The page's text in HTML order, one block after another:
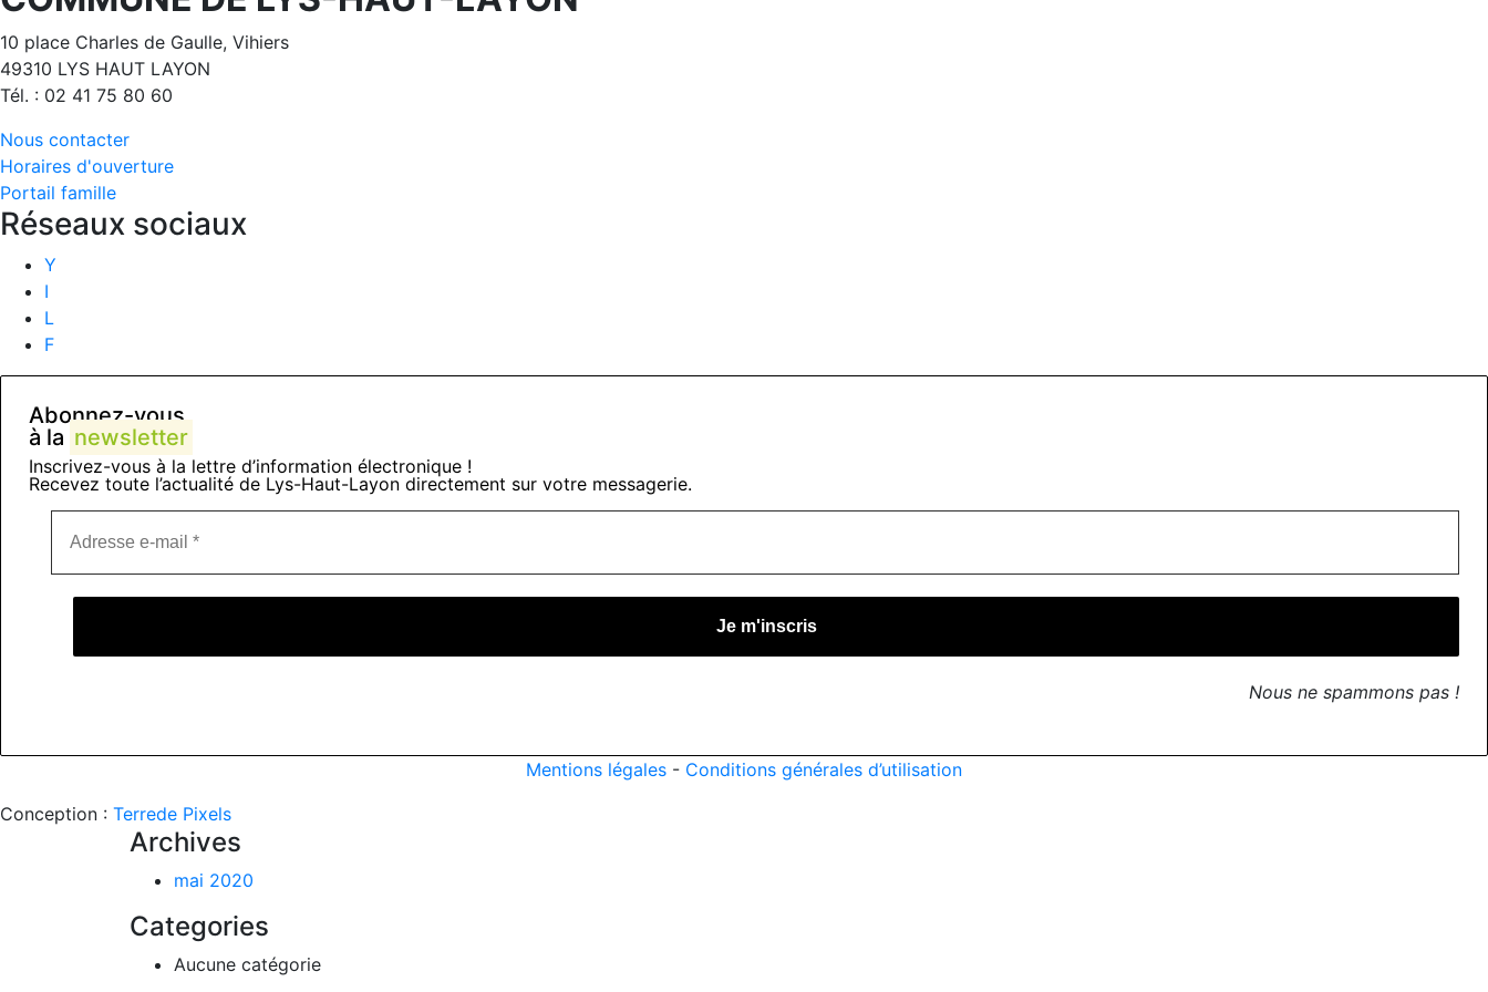
10 place Charles de Gaulle, Vihiers
49310 LYS HAUT LAYON
Tél. : 02 41 75 80 60
Nous contacter
Horaires d'ouverture
Portail famille
Réseaux sociaux
Y
I
L
F
Abonnez-vous
à la newsletter
Inscrivez-vous à la lettre d’information électronique !
Recevez toute l’actualité de Lys-Haut-Layon directement sur votre messagerie.
Nous ne spammons pas !
Mentions légales - Conditions générales d’utilisation
Conception : Terrede Pixels
Archives
mai 2020
Categories
Aucune catégorie